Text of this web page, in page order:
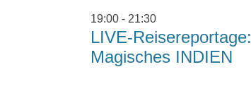
19:00 - 21:30
LIVE-Reisereportage:
Magisches INDIEN